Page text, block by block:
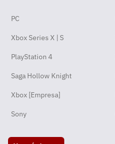
PC
Xbox Series X | S
PlayStation 4
Saga Hollow Knight
Xbox [Empresa]
Sony